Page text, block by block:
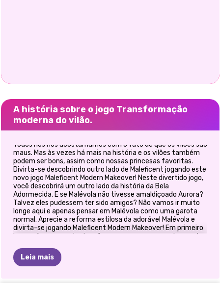
A história sobre o jogo Transformação
moderna do vilão.
Todos nós nos acostumamos com o fato de que os vilões são
maus. Mas às vezes há mais na história e os vilões também
podem ser bons, assim como nossas princesas favoritas.
Divirta-se descobrindo outro lado de Maleficent jogando este
novo jogo Maleficent Modern Makeover! Neste divertido jogo,
você descobrirá um outro lado da história da Bela
Adormecida. E se Malévola não tivesse amaldiçoado Aurora?
Talvez eles pudessem ter sido amigos? Não vamos ir muito
longe aqui e apenas pensar em Malévola como uma garota
normal. Aprecie a reforma estilosa da adorável Malévola e
divirta-se jogando Maleficent Modern Makeover! Em primeiro
lugar, vá para a parte da reforma e remova a maquiagem do
para ela e escolher uma moderna. Para a parte de vestir,
navegue pelas categorias e escolha um penteado da moda.
Leia mais